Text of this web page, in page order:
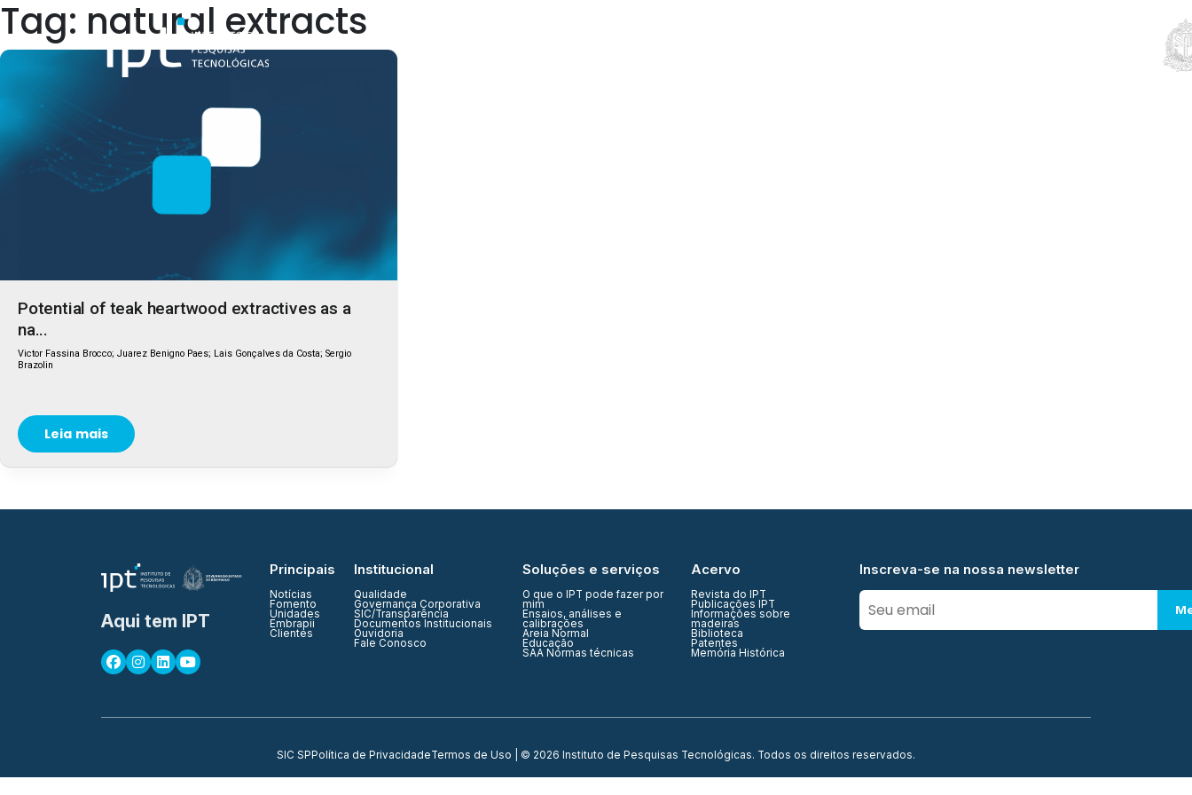
Tag: natural extracts
Potential of teak heartwood extractives as a
na...
Victor Fassina Brocco; Juarez Benigno Paes; Lais Gonçalves da Costa; Sergio
Brazolin
Leia mais
Aqui tem IPT
Principais
Notícias
Fomento
Unidades
Embrapii
Clientes
Institucional
Qualidade
Governança Corporativa
SIC/Transparência
Documentos Institucionais
Ouvidoria
Fale Conosco
Soluções e serviços
O que o IPT pode fazer por
mim
Ensaios, análises e
calibrações
Areia Normal
Educação
SAA Normas técnicas
Acervo
Revista do IPT
Publicações IPT
Informações sobre
madeiras
Biblioteca
Patentes
Memória Histórica
Inscreva-se na nossa newsletter
SIC SPPolítica de PrivacidadeTermos de Uso | © 2026 Instituto de Pesquisas Tecnológicas. Todos os direitos reservados.